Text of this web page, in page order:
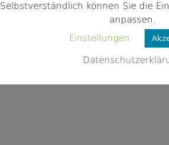
Selbstverständlich können Sie die
anpassen.
Einstellungen